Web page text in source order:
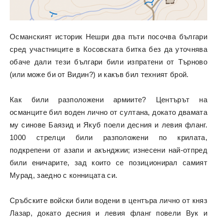
Османският историк Нешри два пъти посочва българи
сред участниците в Косовската битка без да уточнява
обаче дали тези българи били изпратени от Търново
(или може би от Видин?) и какъв бил техният брой.
Как били разположени армиите? Центърът на
османците бил воден лично от султана, докато двамата
му синове Баязид и Якуб поели десния и левия фланг.
1000 стрелци били разположени по крилата,
подкрепени от азапи и акънджии; изнесени най-отпред
били еничарите, зад които се позиционирал самият
Мурад, заедно с конницата си.
Сръбските войски били водени в центъра лично от княз
Лазар, докато десния и левия фланг повели Вук и